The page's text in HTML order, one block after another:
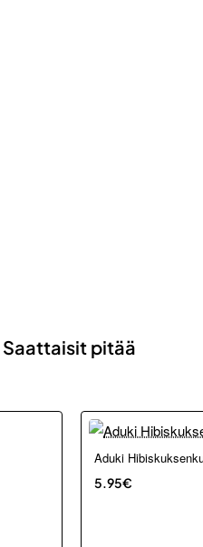
Saattaisit pitää
Aduki
5.95€